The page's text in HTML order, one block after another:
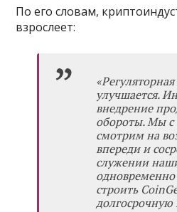
По его словам,
взрослеет:
улучшается.
внедрение
обороты. Мы
смотрим на
впереди и
служении
строить
долгосрочную